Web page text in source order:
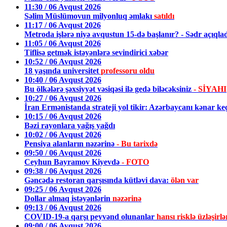
11:30 / 06 Avqust 2026
Səlim Müslümovun milyonluq əmlakı satıldı
11:17 / 06 Avqust 2026
Metroda işlərə niyə avqustun 15-də başlanır? - Sədr
11:05 / 06 Avqust 2026
Tiflisə getmək istəyənlərə sevindirici xəbər
10:52 / 06 Avqust 2026
18 yaşında universitet professoru oldu
10:40 / 06 Avqust 2026
Bu ölkələrə şəxsiyyət vəsiqəsi ilə gedə biləcəksiniz - SİYAHI
10:27 / 06 Avqust 2026
İran Ermənistanda strateji yol tikir: Azərbaycanı kənar
10:15 / 06 Avqust 2026
Bəzi rayonlara yağış yağdı
10:02 / 06 Avqust 2026
Pensiya alanların nəzərinə - Bu tarixdə
09:50 / 06 Avqust 2026
Ceyhun Bayramov Kiyevdə - FOTO
09:38 / 06 Avqust 2026
Gəncədə restoran qarşısında kütləvi dava: ölən var
09:25 / 06 Avqust 2026
Dollar almaq istəyənlərin nəzərinə
09:13 / 06 Avqust 2026
COVID-19-a qarşı peyvənd olunanlar hansı risklə